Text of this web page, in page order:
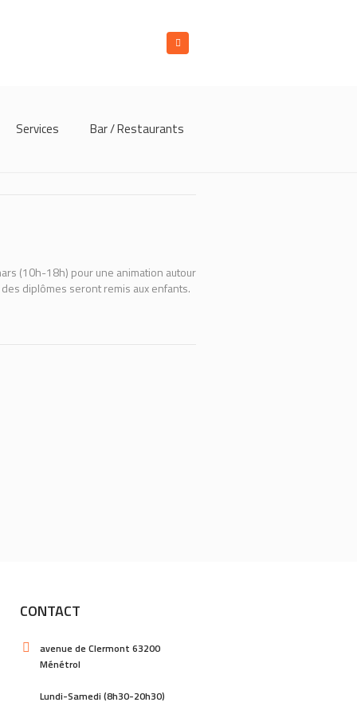
Services Bar / Restaurants
(10h-18h) pour une animation autour
diplômes seront remis aux enfants.
CONTACT
avenue de Clermont 63200
Ménétrol
Lundi-Samedi (8h30-20h30)